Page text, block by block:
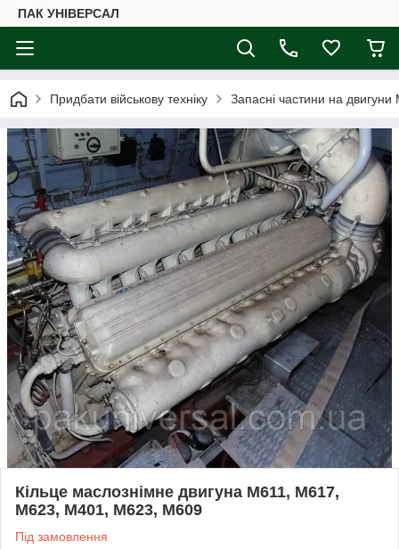
ПАК УНІВЕРСАЛ
Придбати військову техніку Запасні частини на
Кільце маслознімне двигуна М611, М617,
М623, М401, М623, М609
Під замовлення